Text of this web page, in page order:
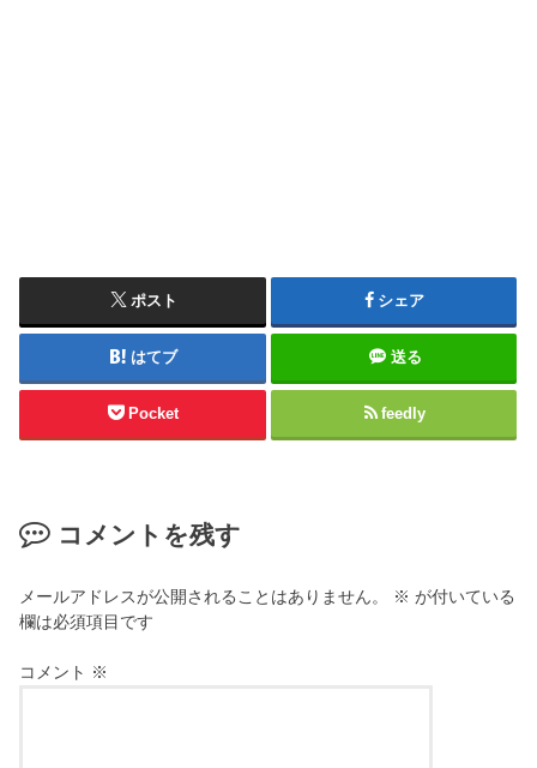
ポスト シェア
はてブ 送る
Pocket feedly
コメントを残す
メールアドレスが公開されることはありません。 ※ が付いている
欄は必須項目です
コメント ※